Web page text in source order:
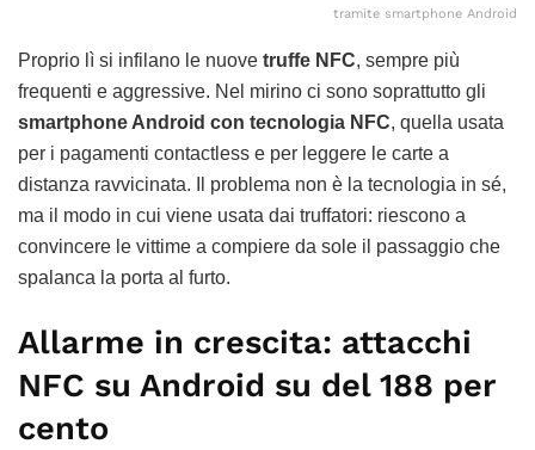
tramite smartphone Android
Proprio lì si infilano le nuove truffe NFC, sempre più
frequenti e aggressive. Nel mirino ci sono soprattutto gli
smartphone Android con tecnologia NFC, quella usata
per i pagamenti contactless e per leggere le carte a
distanza ravvicinata. Il problema non è la tecnologia in sé,
ma il modo in cui viene usata dai truffatori: riescono a
convincere le vittime a compiere da sole il passaggio che
spalanca la porta al furto.
Allarme in crescita: attacchi
NFC su Android su del 188 per
cento